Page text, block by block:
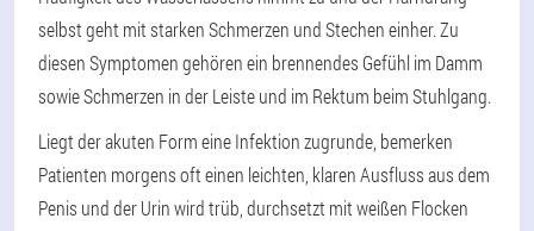
selbst geht mit starken Schmerzen und Stechen einher. Zu
diesen Symptomen gehören ein brennendes Gefühl im Damm
sowie Schmerzen in der Leiste und im Rektum beim Stuhlgang.
Liegt der akuten Form eine Infektion zugrunde, bemerken
Patienten morgens oft einen leichten, klaren Ausfluss aus dem
Penis und der Urin wird trüb, durchsetzt mit weißen Flocken